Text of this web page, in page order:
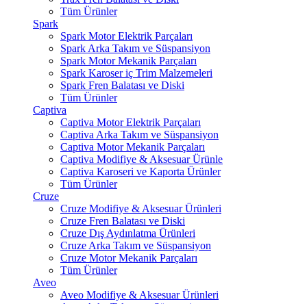
Tüm Ürünler
Spark
Spark Motor Elektrik Parçaları
Spark Arka Takım ve Süspansiyon
Spark Motor Mekanik Parçaları
Spark Karoser iç Trim Malzemeleri
Spark Fren Balatası ve Diski
Tüm Ürünler
Captiva
Captiva Motor Elektrik Parçaları
Captiva Arka Takım ve Süspansiyon
Captiva Motor Mekanik Parçaları
Captiva Modifiye & Aksesuar Ürünle
Captiva Karoseri ve Kaporta Ürünler
Tüm Ürünler
Cruze
Cruze Modifiye & Aksesuar Ürünleri
Cruze Fren Balatası ve Diski
Cruze Dış Aydınlatma Ürünleri
Cruze Arka Takım ve Süspansiyon
Cruze Motor Mekanik Parçaları
Tüm Ürünler
Aveo
Aveo Modifiye & Aksesuar Ürünleri